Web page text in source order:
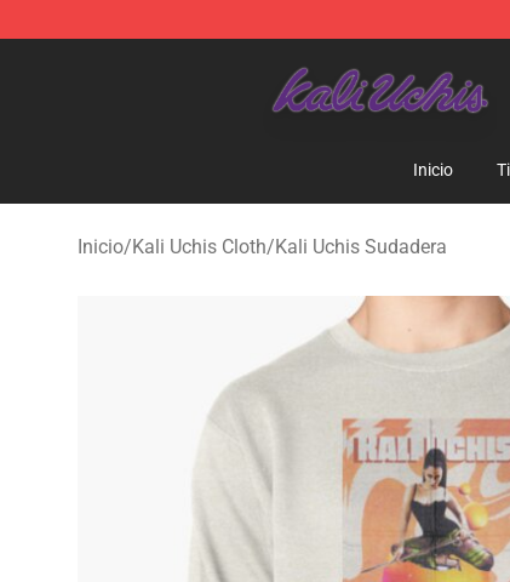
Inicio
Inicio/Kali Uchis Cloth/Kali Uchis Sudadera